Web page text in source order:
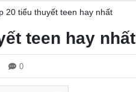
20 tiểu thuyết teen hay nhất
teen hay nhất
0